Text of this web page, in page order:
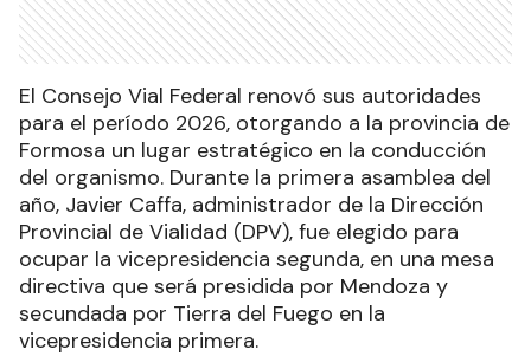
El Consejo Vial Federal renovó sus autoridades
para el período 2026, otorgando a la provincia de
Formosa un lugar estratégico en la conducción
del organismo. Durante la primera asamblea del
año, Javier Caffa, administrador de la Dirección
Provincial de Vialidad (DPV), fue elegido para
ocupar la vicepresidencia segunda, en una mesa
directiva que será presidida por Mendoza y
secundada por Tierra del Fuego en la
vicepresidencia primera.